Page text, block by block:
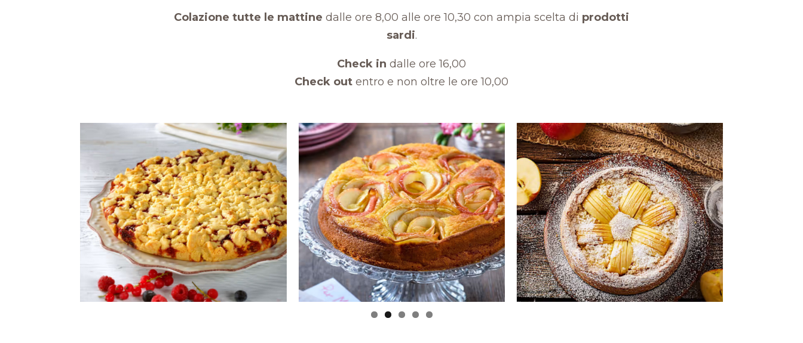
Colazione tutte le mattine dalle ore 8,00 alle ore 10,30 con ampia scelta di prodotti
sardi.
Check in dalle ore 16,00
Check out entro e non oltre le ore 10,00